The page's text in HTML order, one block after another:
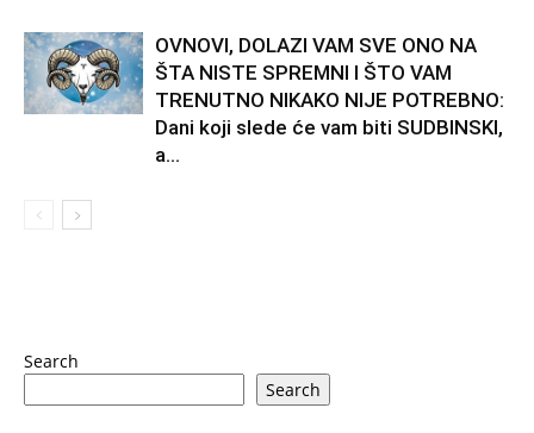
OVNOVI, DOLAZI VAM SVE ONO NA
ŠTA NISTE SPREMNI I ŠTO VAM
TRENUTNO NIKAKO NIJE POTREBNO:
Dani koji slede će vam biti SUDBINSKI,
a...
Search
Search